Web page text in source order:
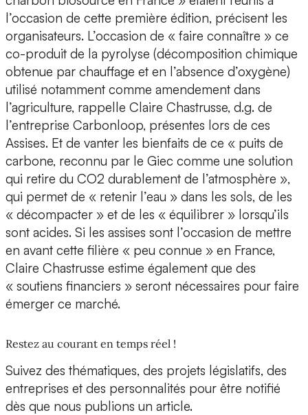
l’occasion de cette première édition, précisent les
organisateurs. L’occasion de « faire connaître » ce
co-produit de la pyrolyse (décomposition chimique
obtenue par chauffage et en l’absence d’oxygène)
utilisé notamment comme amendement dans
l’agriculture, rappelle Claire Chastrusse, d.g. de
l’entreprise Carbonloop, présentes lors de ces
Assises. Et de vanter les bienfaits de ce « puits de
carbone, reconnu par le Giec comme une solution
qui retire du CO2 durablement de l’atmosphère »,
qui permet de « retenir l’eau » dans les sols, de les
« décompacter » et de les « équilibrer » lorsqu’ils
sont acides. Si les assises sont l’occasion de mettre
en avant cette filière « peu connue » en France,
Claire Chastrusse estime également que des
« soutiens financiers » seront nécessaires pour faire
émerger ce marché.
Restez au courant en temps réel !
Suivez des thématiques, des projets législatifs, des
entreprises et des personnalités pour être notifié
dès que nous publions un article.